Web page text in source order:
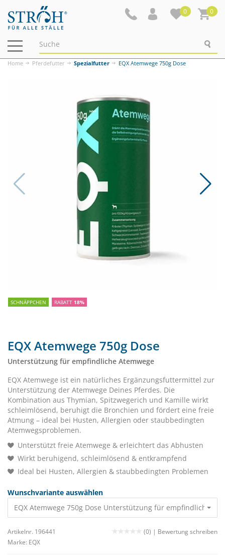
0 0
Navigation
ein-/ausblenden
Home Pferdefutter Spezialfutter EQX Atemwege 750g Dose
SCHNÄPPCHEN RABATT 18%
EQX Atemwege 750g Dose
Unterstützung für empfindliche Atemwege
EQX Atemwege ist ein natürliches Ergänzungsfuttermittel zur
Unterstützung der Atemwege Deines Pferdes. Die
Kombination aus Thymian, Spitzwegerich und Kamille wirkt
schleimlösend, beruhigt die Bronchien und fördert eine freie
Atmung – ideal bei Husten, Allergien oder staubbedingten
Atemwegsproblemen.
Unterstützt freie Atemwege & erleichtert das Abhusten
Wirkt beruhigend, schleimlösend & entkrampfend
Ideal bei Husten, Allergien & staubbedingten Problemen
Wunschvariante auswählen
EQX Atemwege 750g Dose Unterstützung für empfindliche
Artikelnr. 196441 (0) | Bewertung schreiben
Marke: EQX